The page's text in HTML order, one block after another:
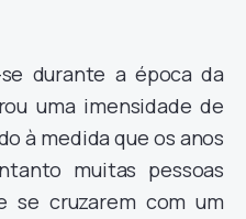
durante a época da
uma imensidade de
à medida que os anos
muitas pessoas
se cruzarem com um